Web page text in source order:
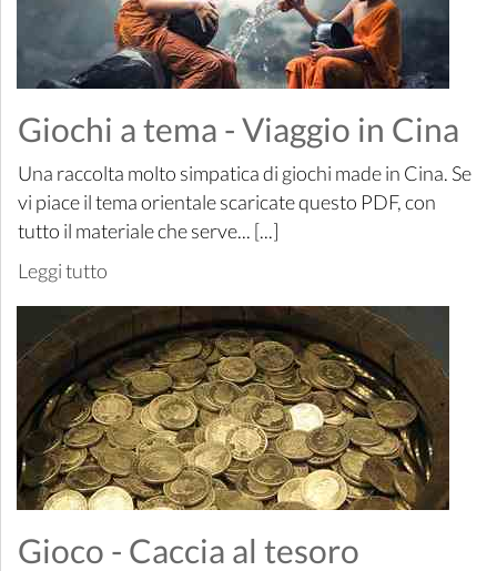
Giochi a tema - Viaggio in Cina
Una raccolta molto simpatica di giochi made in Cina. Se
vi piace il tema orientale scaricate questo PDF, con
tutto il materiale che serve... [...]
Leggi tutto
Gioco - Caccia al tesoro